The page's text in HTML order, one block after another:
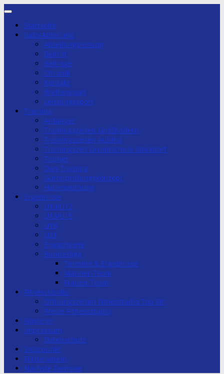
Zum
springenStartseite
Judo-Abteilung
Abteilungsleitung
Beitritt
Beiträge
Chronik
Kontakt
Breitensport
Leistungssport
Training
Anfänger
Trainingszeiten Großhadern
Trainingszeiten Aubing
Trainingszeit Grundschule Stockdorf
Trainer
Dan-Training
Gürtelprüfungskonzept
Hallenordnung
Ergebnisse
U10/U12
U13/U15
U18
U21
Erwachsene
Bundesliga
Termine & Ergebnisse
Männer-Team
Frauen-Team
Fitnessstudio
Öffnungszeiten Fitnesstudio Top-Fit
Preise Fitnessstudio
Förderer
Impressum
Datenschutz
Stützpunkt
Förderverein
Nächste Termine